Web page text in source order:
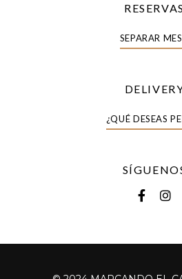
RESERVAS
SEPARAR
¿QUÉ DESEAS